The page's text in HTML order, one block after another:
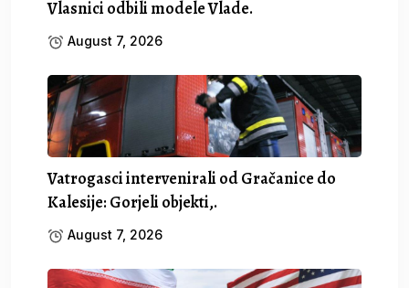
Vlasnici odbili modele Vlade.
August 7, 2026
Vatrogasci intervenirali od Gračanice do
Kalesije: Gorjeli objekti,.
August 7, 2026